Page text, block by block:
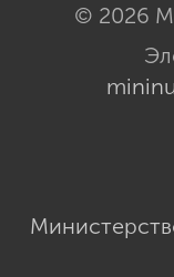
© 2026